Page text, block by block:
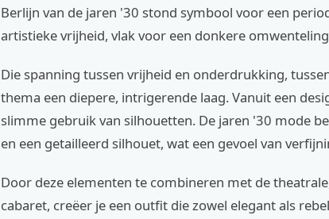
Berlijn van de jaren '30 stond symbool voor een
artistieke vrijheid, vlak voor een donkere
Die spanning tussen vrijheid en onderdrukking,
thema een diepere, intrigerende laag. Vanuit een
slimme gebruik van silhouetten. De jaren '30 mode
en een getailleerd silhouet, wat een gevoel van
Door deze elementen te combineren met de
cabaret, creëer je een outfit die zowel elegant als